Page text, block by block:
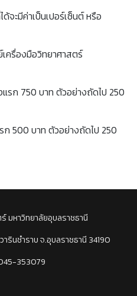
จะมีค่าเป็นเปอร์เซ็นต์ หรือ
เครื่องมือวิทยาศาสตร์
แรก 750 บาท ตัวอย่างถัดไป 250
าท ตัวอย่างถัดไป 250
มหาวิทยาลัยอุบลราชธานี
รินชำราบ จ.อุบลราชธานี 34190
353079